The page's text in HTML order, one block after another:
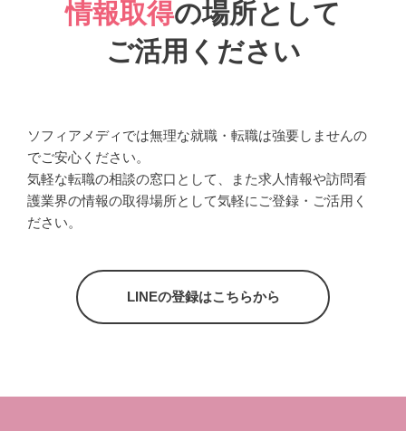
情報取得の場所として
ご活用ください
ソフィアメディでは無理な就職・転職は強要しませんの
でご安心ください。
気軽な転職の相談の窓口として、また求人情報や訪問看
護業界の情報の取得場所として気軽にご登録・ご活用く
ださい。
LINEの登録はこちらから